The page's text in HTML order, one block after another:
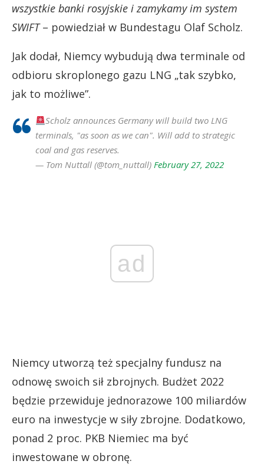
wszystkie banki rosyjskie i zamykamy im system
SWIFT– powiedział w Bundestagu Olaf Scholz.
Jak dodał, Niemcy wybudują dwa terminale od
odbioru skroplonego gazu LNG „tak szybko,
jak to możliwe”.
Scholz announces Germany will build two LNG
terminals, "as soon as we can". Will add to strategic
coal and gas reserves.
— Tom Nuttall (@tom_nuttall) February 27, 2022
ad
Niemcy utworzą też specjalny fundusz na
odnowę swoich sił zbrojnych. Budżet 2022
będzie przewiduje jednorazowe 100 miliardów
euro na inwestycje w siły zbrojne. Dodatkowo,
ponad 2 proc. PKB Niemiec ma być
inwestowane w obronę.